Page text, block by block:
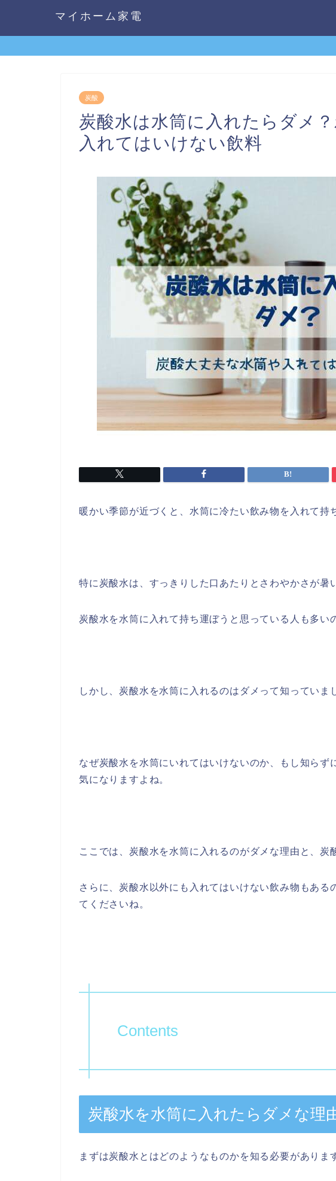
マイホーム家電
炭酸
炭酸水は水筒に入れたらダメ
入れてはいけない飲料
暖かい季節が近づくと、水筒に冷たい飲み物を入れて持
特に炭酸水は、すっきりした口あたりとさわやかさが暑
炭酸水を水筒に入れて持ち運ぼうと思っている人も多い
しかし、炭酸水を水筒に入れるのはダメって知っていま
なぜ炭酸水を水筒にいれてはいけないのか、もし知らず
気になりますよね。
ここでは、炭酸水を水筒に入れるのがダメな理由と、炭
さらに、炭酸水以外にも入れてはいけない飲み物もある
てくださいね。
Contents
炭酸水を水筒に入れたらダメな理
まずは炭酸水とはどのようなものかを知る必要がありま